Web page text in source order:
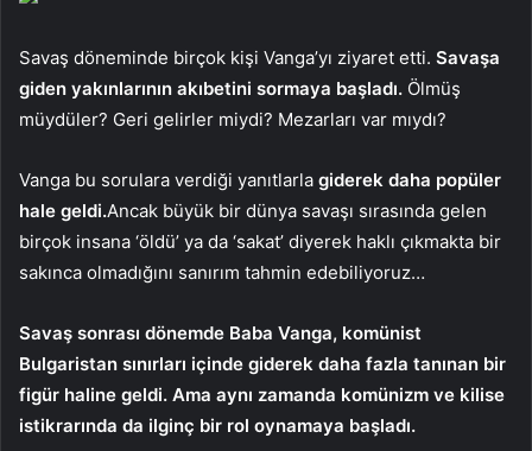
Savaş döneminde birçok kişi Vanga’yı ziyaret etti. Savaşa
giden yakınlarının akıbetini sormaya başladı. Ölmüş
müydüler? Geri gelirler miydi? Mezarları var mıydı?
Vanga bu sorulara verdiği yanıtlarla giderek daha popüler
hale geldi.Ancak büyük bir dünya savaşı sırasında gelen
birçok insana ‘öldü’ ya da ‘sakat’ diyerek haklı çıkmakta bir
sakınca olmadığını sanırım tahmin edebiliyoruz…
Savaş sonrası dönemde Baba Vanga, komünist
Bulgaristan sınırları içinde giderek daha fazla tanınan bir
figür haline geldi. Ama aynı zamanda komünizm ve kilise
istikrarında da ilginç bir rol oynamaya başladı.